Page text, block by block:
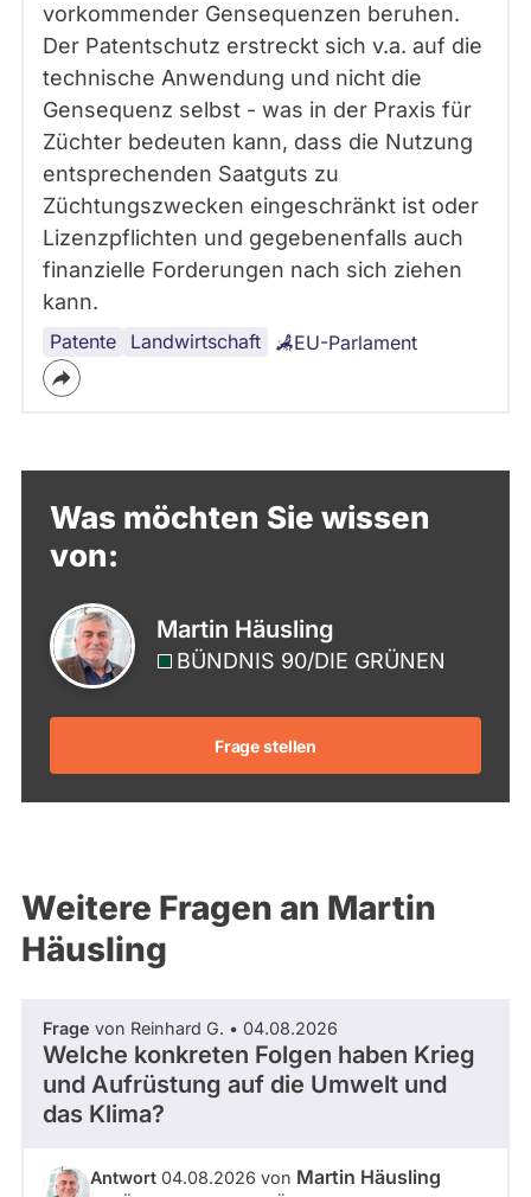
vorkommender Gensequenzen beruhen.
Der Patentschutz erstreckt sich v.a. auf die
technische Anwendung und nicht die
Gensequenz selbst - was in der Praxis für
Züchter bedeuten kann, dass die Nutzung
entsprechenden Saatguts zu
Züchtungszwecken eingeschränkt ist oder
Lizenzpflichten und gegebenenfalls auch
finanzielle Forderungen nach sich ziehen
kann.
Patente Landwirtschaft EU-Parlament
Was möchten Sie wissen
von:
Martin Häusling
BÜNDNIS 90/­DIE GRÜNEN
Frage stellen
Weitere Fragen an Martin
Häusling
Frage von Reinhard G. • 04.08.2026
Welche konkreten Folgen haben Krieg
und Aufrüstung auf die Umwelt und
das Klima?
Antwort 04.08.2026 von Martin Häusling